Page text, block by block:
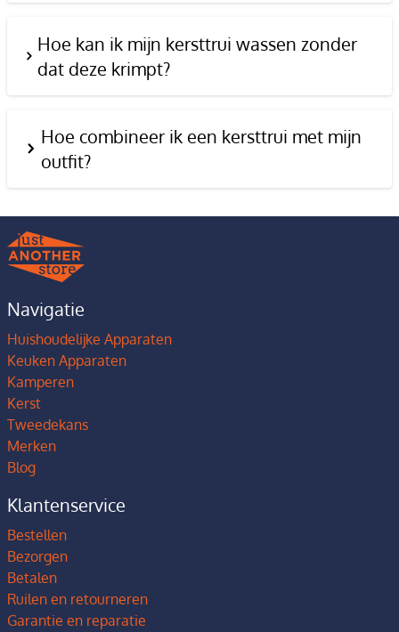
Hoe kan ik mijn kersttrui wassen zonder
dat deze krimpt?
Hoe combineer ik een kersttrui met mijn
outfit?
Navigatie
Huishoudelijke Apparaten
Keuken Apparaten
Kamperen
Kerst
Tweedekans
Merken
Blog
Klantenservice
Bestellen
Bezorgen
Betalen
Ruilen en retourneren
Garantie en reparatie